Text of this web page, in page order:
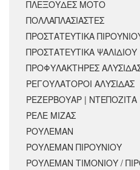
ΠΛΕΞΟΥΔΕΣ ΜΟΤΟ
ΠΟΛΛΑΠΛΑΣΙΑΣΤΕΣ
ΠΡΟΣΤΑΤΕΥΤΙΚΑ
ΠΡΟΣΤΑΤΕΥΤΙΚΑ ΨΑΛΙΔΙΟΥ
ΠΡΟΦΥΛΑΚΤΗΡΕΣ
ΡΕΓΟΥΛΑΤΟΡΟΙ ΑΛΥΣΙΔΑΣ
ΡΕΖΕΡΒΟΥΑΡ | ΝΤΕΠΟΖΙΤΑ
ΡΕΛΕ ΜΙΖΑΣ
ΡΟΥΛΕΜΑΝ
ΡΟΥΛΕΜΑΝ ΠΙΡΟΥΝΙΟΥ
ΡΟΥΛΕΜΑΝ ΤΙΜΟΝΙΟΥ /